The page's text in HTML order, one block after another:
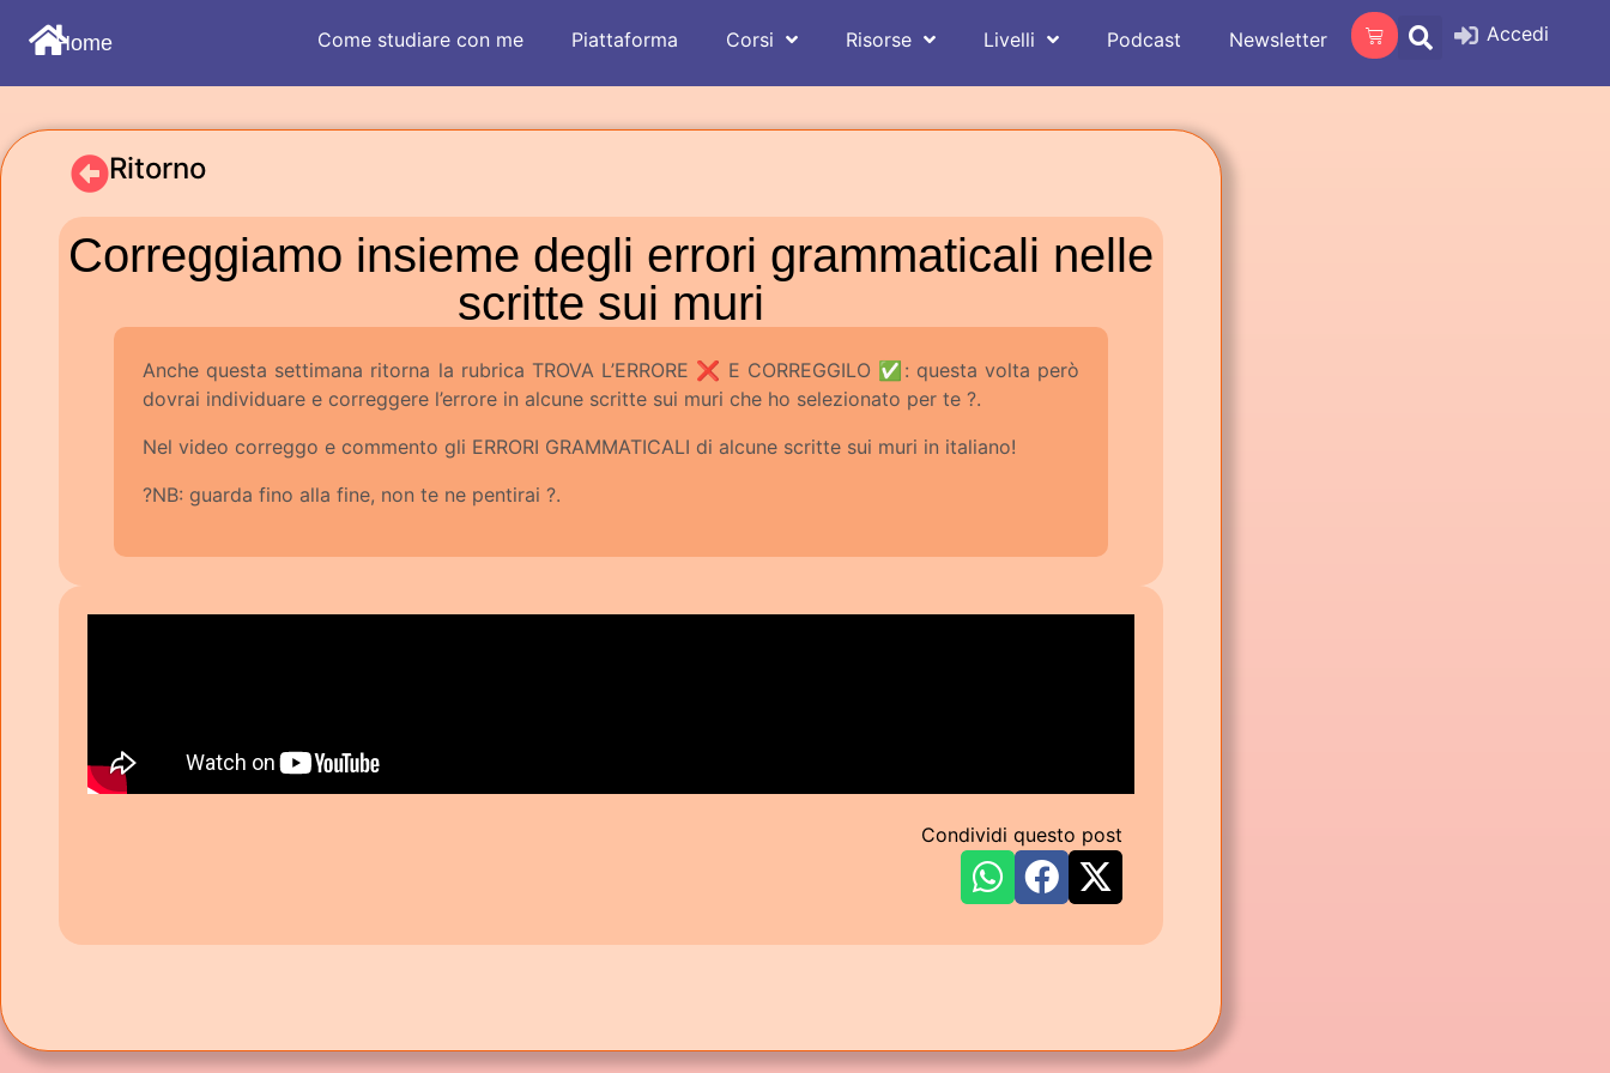
Home Come studiare con me Piattaforma Corsi Risorse Livelli Podcast Newsletter Accedi
Ritorno
Correggiamo insieme degli errori grammaticali nelle
scritte sui muri
Anche questa settimana ritorna la rubrica TROVA L’ERRORE ❌ E CORREGGILO ✅: questa volta però
dovrai individuare e correggere l’errore in alcune scritte sui muri che ho selezionato per te ?.
Nel video correggo e commento gli ERRORI GRAMMATICALI di alcune scritte sui muri in italiano!
?NB: guarda fino alla fine, non te ne pentirai ?.
Condividi questo post